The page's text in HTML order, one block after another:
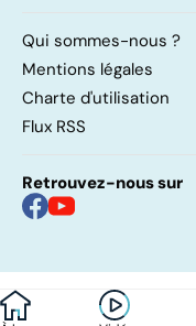
Qui sommes-nous ?
Mentions légales
Charte d'utilisation
Flux RSS
Retrouvez-nous sur